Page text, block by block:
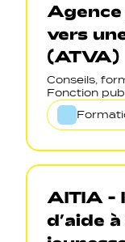
Agence
vers
(ATVA)
Conseils,
Fonction
AITIA -
d’aide